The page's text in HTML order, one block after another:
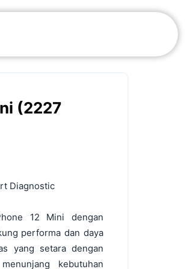
(2227
Diagnostic
12 Mini dengan
performa dan daya
yang setara dengan
kebutuhan